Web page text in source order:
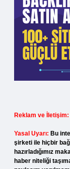
Reklam ve İletişim:
Yasal Uyarı: Bu
şirketi ile hiçbir
hazırladığımız
haber niteliği